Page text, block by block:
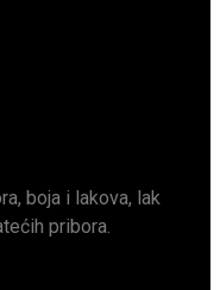
boja i lakova, lak
pribora.